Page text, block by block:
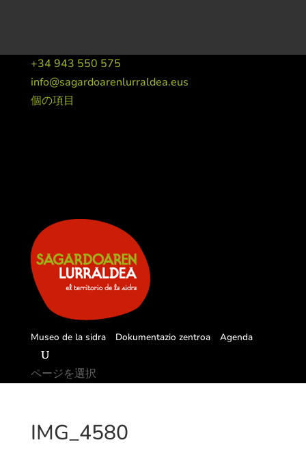
+34 943 550 575
info@sagardoarenlurraldea.eus
個の項目
Museo de la sidra Dokumentazio zentroa Agenda
ページを選択
IMG_4580